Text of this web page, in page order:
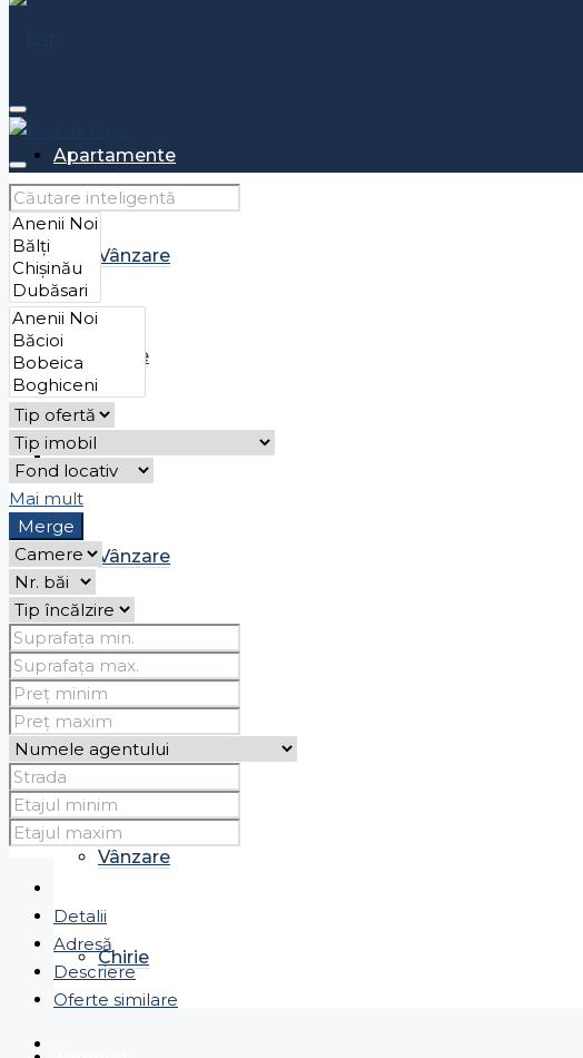
Apartamente
Vânzare
Chirie
Case
Vânzare
Chirie
Spații comerciale
Vânzare
Chirie
Mai mult
Merge
Detalii
Adresă
Descriere
Oferte similare